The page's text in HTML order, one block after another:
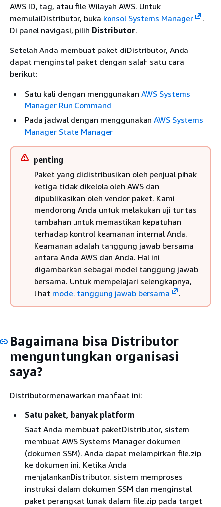
AWS ID, tag, atau file Wilayah AWS. Untuk
memulaiDistributor, buka konsol Systems Manager
.
Di panel navigasi, pilih Distributor.
Setelah Anda membuat paket diDistributor, Anda
dapat menginstal paket dengan salah satu cara
berikut:
Satu kali dengan menggunakan AWS Systems
Manager Run Command
Pada jadwal dengan menggunakan AWS Systems
Manager State Manager
penting
Paket yang didistribusikan oleh penjual pihak
ketiga tidak dikelola oleh AWS dan
dipublikasikan oleh vendor paket. Kami
mendorong Anda untuk melakukan uji tuntas
tambahan untuk memastikan kepatuhan
terhadap kontrol keamanan internal Anda.
Keamanan adalah tanggung jawab bersama
antara Anda AWS dan Anda. Hal ini
digambarkan sebagai model tanggung jawab
bersama. Untuk mempelajari selengkapnya,
lihat model tanggung jawab bersama .
Bagaimana bisa Distributor
menguntungkan organisasi
saya?
Distributormenawarkan manfaat ini:
Satu paket, banyak platform
Saat Anda membuat paketDistributor, sistem
membuat AWS Systems Manager dokumen
(dokumen SSM). Anda dapat melampirkan file.zip
ke dokumen ini. Ketika Anda
menjalankanDistributor, sistem memproses
instruksi dalam dokumen SSM dan menginstal
paket perangkat lunak dalam file.zip pada target